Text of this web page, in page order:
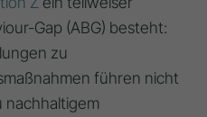
Gap (ABG) besteht:
zu
führen nicht
nachhaltigem